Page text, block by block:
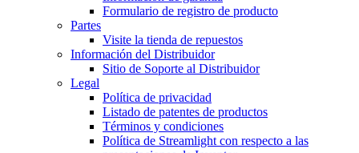
Formulario de registro de producto
Partes
Visite la tienda de repuestos
Información del Distribuidor
Sitio de Soporte al Distribuidor
Legal
Política de privacidad
Listado de patentes de productos
Términos y condiciones
Política de Streamlight con respecto a las